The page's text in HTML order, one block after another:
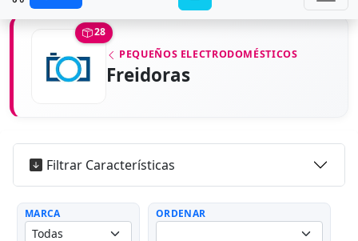
28
PEQUEÑOS ELECTRODOMÉSTICOS
Freidoras
Filtrar Características
MARCA ORDENAR